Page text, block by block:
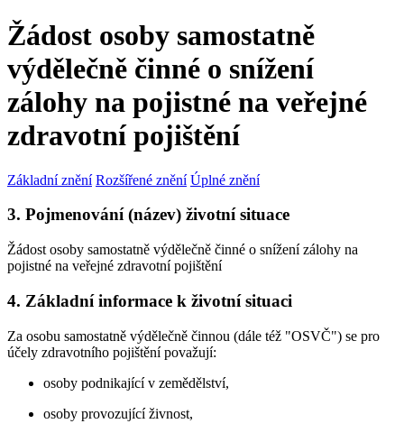
Žádost osoby samostatně
výdělečně činné o snížení
zálohy na pojistné na veřejné
zdravotní pojištění
Základní znění Rozšířené znění Úplné znění
3. Pojmenování (název) životní situace
Žádost osoby samostatně výdělečně činné o snížení zálohy na
pojistné na veřejné zdravotní pojištění
4. Základní informace k životní situaci
Za osobu samostatně výdělečně činnou (dále též "OSVČ") se pro
účely zdravotního pojištění považují:
osoby podnikající v zemědělství,
osoby provozující živnost,